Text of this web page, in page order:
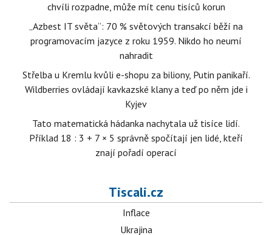
chvíli rozpadne, může mít cenu tisíců korun
„Azbest IT světa“: 70 % světových transakcí běží na
programovacím jazyce z roku 1959. Nikdo ho neumí
nahradit
Střelba u Kremlu kvůli e-shopu za biliony, Putin panikaří.
Wildberries ovládají kavkazské klany a teď po něm jde i
Kyjev
Tato matematická hádanka nachytala už tisíce lidí.
Příklad 18 : 3 + 7 × 5 správně spočítají jen lidé, kteří
znají pořadí operací
Tiscali.cz
Inflace
Ukrajina